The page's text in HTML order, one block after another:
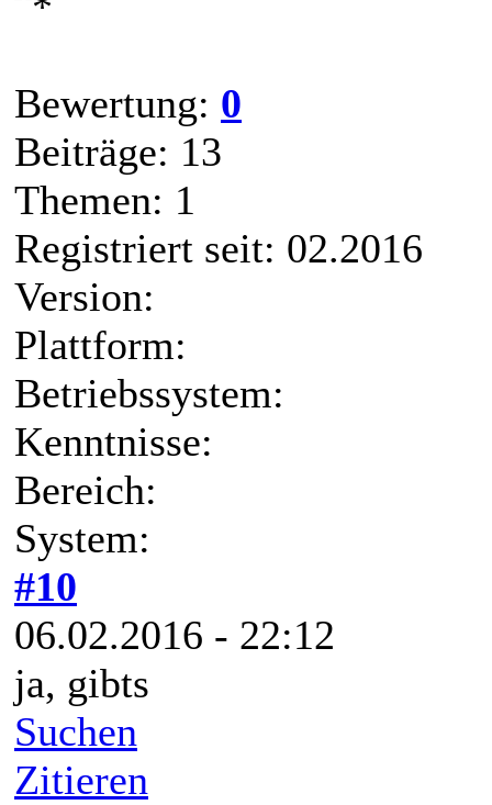
Bewertung: 0
Beiträge: 13
Themen: 1
Registriert seit: 02.2016
Version:
Plattform:
Betriebssystem:
Kenntnisse:
Bereich:
System:
#10
06.02.2016 - 22:12
ja, gibts
Suchen
Zitieren